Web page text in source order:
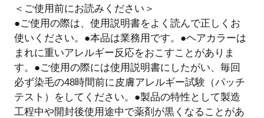
＜ご使用前にお読みください＞
●ご使用の際は、使用説明書をよく読んで正しくお
使いください。●本品は業務用です。●ヘアカラーは
まれに重いアレルギー反応をおこすことがありま
す。●ご使用の際には使用説明書にしたがい、毎回
必ず染毛の48時間前に皮膚アレルギー試験（パッチ
テスト）をしてください。●製品の特性として製造
工程中や開封後使用途中で薬剤が黒くなることがあ